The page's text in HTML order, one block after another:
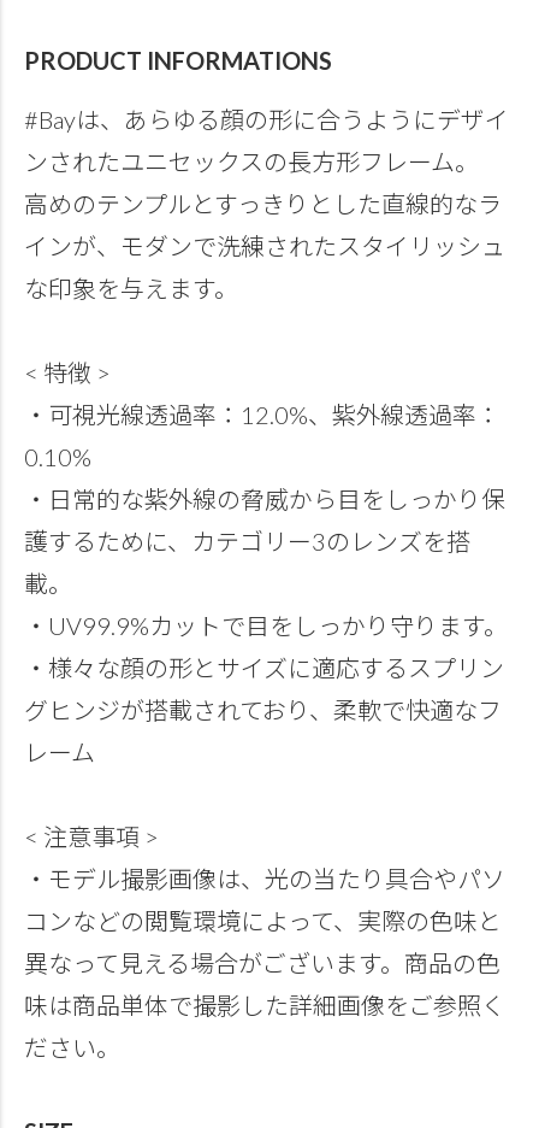
PRODUCT INFORMATIONS
#Bayは、あらゆる顔の形に合うようにデザイ
ンされたユニセックスの長方形フレーム。
高めのテンプルとすっきりとした直線的なラ
インが、モダンで洗練されたスタイリッシュ
な印象を与えます。
< 特徴 >
・可視光線透過率：12.0%、紫外線透過率：
0.10%
・日常的な紫外線の脅威から目をしっかり保
護するために、カテゴリー3のレンズを搭
載。
・UV99.9%カットで目をしっかり守ります。
・様々な顔の形とサイズに適応するスプリン
グヒンジが搭載されており、柔軟で快適なフ
レーム
< 注意事項 >
・モデル撮影画像は、光の当たり具合やパソ
コンなどの閲覧環境によって、実際の色味と
異なって見える場合がございます。商品の色
味は商品単体で撮影した詳細画像をご参照く
ださい。